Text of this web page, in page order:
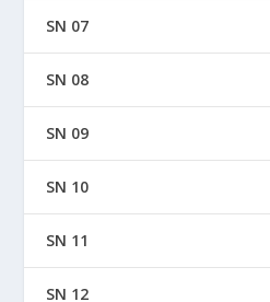
SN 07
SN 08
SN 09
SN 10
SN 11
SN 12